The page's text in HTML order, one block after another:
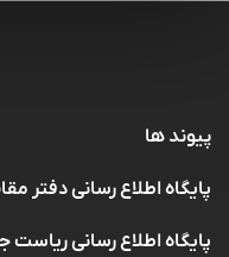
پیوند ها
پایگاه اطلاع رسانی دفتر
پایگاه اطلاع رسانی ریاست